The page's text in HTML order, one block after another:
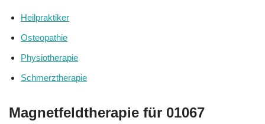
Heilpraktiker
Osteopathie
Physiotherapie
Schmerztherapie
Magnetfeldtherapie für 01067